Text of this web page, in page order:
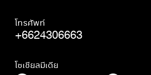
โทรศัพท์
+6624306663
โซเชียลมีเดีย